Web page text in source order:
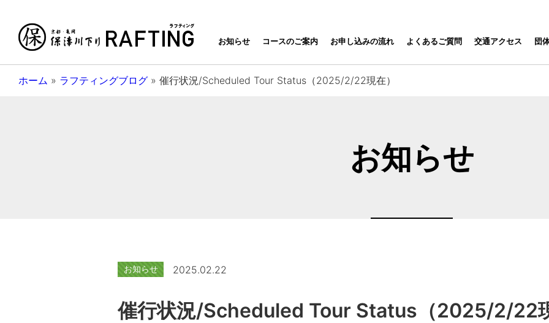
ビ
ス
キ
京都・亀岡 保津川下り RAFTING
お知らせ コースのご案内 お申し込みの流れ よくあるご質問 交通アクセス 団
ホーム » ラフティングブログ » 催行状況/Scheduled Tour Status（2025/2/22現在）
お知らせ
お知らせ 2025.02.22
催行状況/Scheduled Tour Status（2025/2/22